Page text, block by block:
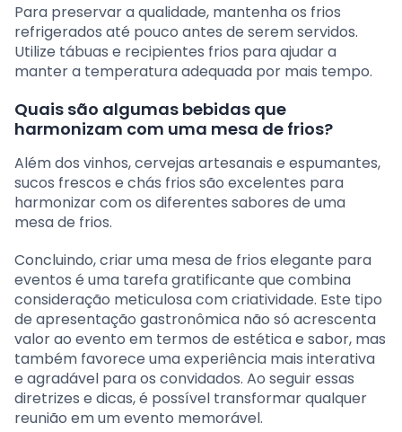
Para preservar a qualidade, mantenha os frios
refrigerados até pouco antes de serem servidos.
Utilize tábuas e recipientes frios para ajudar a
manter a temperatura adequada por mais tempo.
Quais são algumas bebidas que
harmonizam com uma mesa de frios?
Além dos vinhos, cervejas artesanais e espumantes,
sucos frescos e chás frios são excelentes para
harmonizar com os diferentes sabores de uma
mesa de frios.
Concluindo, criar uma mesa de frios elegante para
eventos é uma tarefa gratificante que combina
consideração meticulosa com criatividade. Este tipo
de apresentação gastronômica não só acrescenta
valor ao evento em termos de estética e sabor, mas
também favorece uma experiência mais interativa
e agradável para os convidados. Ao seguir essas
diretrizes e dicas, é possível transformar qualquer
reunião em um evento memorável.